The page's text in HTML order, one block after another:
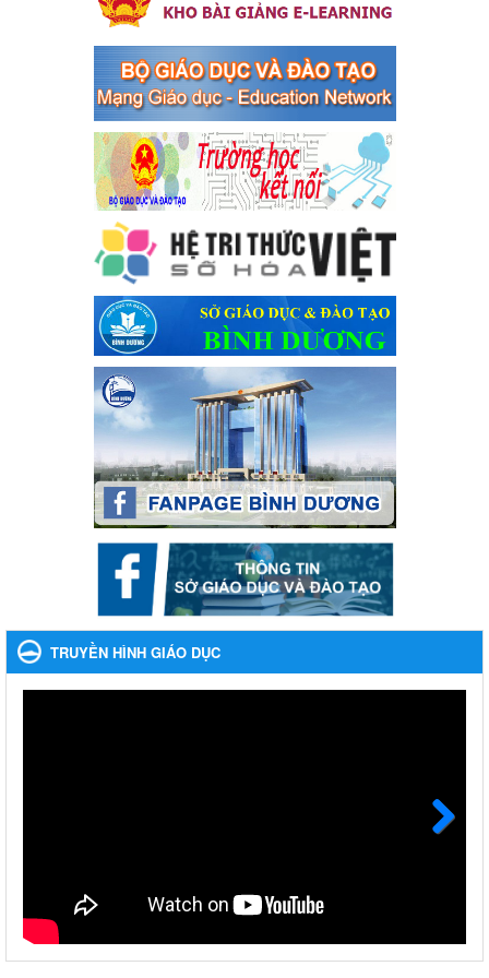
Phối hợp rà soát nhu cầu tiêm vắc xin phòng Covid 19
Phối hợp rà soát nhu cầu tiêm vắc xin phòng Covid 19
Ngày ban hành: 22/11/2023
Phát động, triển khai Cuộc thi " An toàn giao thông cho nụ
cười ngày mai" dành cho học sinh và giáo viên trung học
năm học 2023-2024
Phát động, triển khai Cuộc thi " An toàn giao thông cho nụ cười
ngày mai" dành cho học sinh và giáo viên trung học năm học
Ngày ban hành: 22/11/2023
Nhắc nhỡ thực hiện thanh toán không dùng tiền mặt các
khoản thu trong nhà trường năm học 2023-2024 và các năm
Nhắc nhỡ thực hiện thanh toán không dùng tiền mặt các khoản
thu trong nhà trường năm học 2023-2024 và các năm tiếp theo
Ngày ban hành: 27/09/2023
Hưởng ứng cuộc thi Tìm hiểu Luật Phòng, chống ma túy
Hưởng ứng cuộc thi Tìm hiểu Luật Phòng, chống ma túy
Ngày ban hành: 06/09/2023
Về việc thống kê, lập danh sách đề xuất học sinh nhận học
bổng, hỗ trợ của Chương trình "Tiếp sức đến trường" năm
Về việc thống kê, lập danh sách đề xuất học sinh nhận học bổng,
hỗ trợ của Chương trình "Tiếp sức đến trường" năm học 2023-
2024
trào vệ sinh yêu nước nâng cao sức khỏe nhân dân năm 2023
phòng, chống bệnh tay chân miệng trong các cơ sở giáo
dục mầm non, trường mẫu giáo, trường tiểu học
Khẩn trương triển khai các biện pháp tăng cường công tác phòng,
chống bệnh tay chân miệng trong các cơ sở giáo dục mầm non,
TRUYỀN HÌNH GIÁO DỤC